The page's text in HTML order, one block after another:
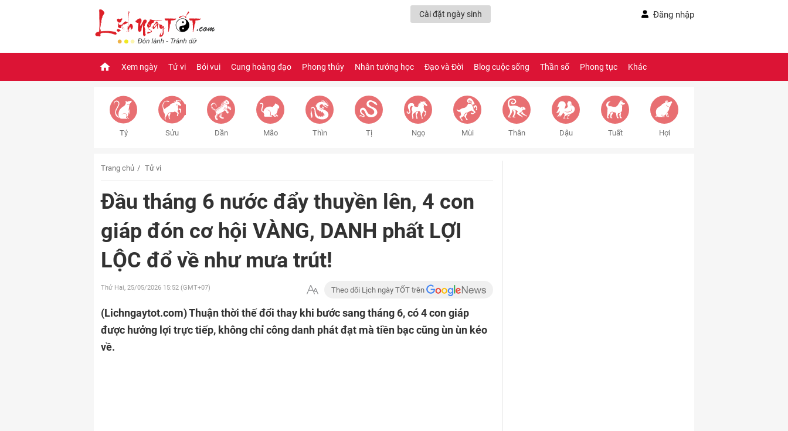
Cài đặt ngày sinh Đăng nhập
Xem ngày Tử vi Bói vui Cung hoàng đạo Phong thủy Nhân tướng học Đạo và Đời Blog cuộc sống Thần số Phong tục Khác
Tý Sửu Dần Mão Thìn Tị Ngọ Mùi Thân Dậu Tuất Hợi
Trang chủ Tử vi
Đầu tháng 6 nước đẩy thuyền lên, 4 con
giáp đón cơ hội VÀNG, DANH phất LỢI
LỘC đổ về như mưa trút!
Thứ Hai, 25/05/2026 15:52 (GMT+07) Theo dõi Lịch ngày TỐT trên
(Lichngaytot.com)Thuận thời thế đổi thay khi bước sang tháng 6, có 4 con giáp
được hưởng lợi trực tiếp, không chỉ công danh phát đạt mà tiền bạc cũng ùn ùn kéo
về.